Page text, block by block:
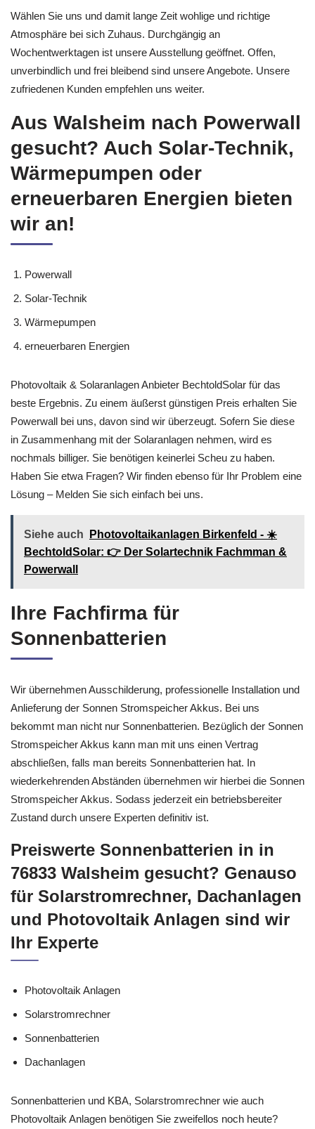
Wählen Sie uns und damit lange Zeit wohlige und richtige
Atmosphäre bei sich Zuhaus. Durchgängig an
Wochentwerktagen ist unsere Ausstellung geöffnet. Offen,
unverbindlich und frei bleibend sind unsere Angebote. Unsere
zufriedenen Kunden empfehlen uns weiter.
Aus Walsheim nach Powerwall
gesucht? Auch Solar-Technik,
Wärmepumpen oder
erneuerbaren Energien bieten
wir an!
Powerwall
Solar-Technik
Wärmepumpen
erneuerbaren Energien
Photovoltaik & Solaranlagen Anbieter BechtoldSolar für das
beste Ergebnis. Zu einem äußerst günstigen Preis erhalten Sie
Powerwall bei uns, davon sind wir überzeugt. Sofern Sie diese
in Zusammenhang mit der Solaranlagen nehmen, wird es
nochmals billiger. Sie benötigen keinerlei Scheu zu haben.
Haben Sie etwa Fragen? Wir finden ebenso für Ihr Problem eine
Lösung – Melden Sie sich einfach bei uns.
Siehe auch
Photovoltaikanlagen Birkenfeld - ☀️
BechtoldSolar: 👉 Der Solartechnik Fachmman &
Powerwall
Ihre Fachfirma für
Sonnenbatterien
Wir übernehmen Ausschilderung, professionelle Installation und
Anlieferung der Sonnen Stromspeicher Akkus. Bei uns
bekommt man nicht nur Sonnenbatterien. Bezüglich der Sonnen
Stromspeicher Akkus kann man mit uns einen Vertrag
abschließen, falls man bereits Sonnenbatterien hat. In
wiederkehrenden Abständen übernehmen wir hierbei die Sonnen
Stromspeicher Akkus. Sodass jederzeit ein betriebsbereiter
Zustand durch unsere Experten definitiv ist.
Preiswerte Sonnenbatterien in in
76833 Walsheim gesucht? Genauso
für Solarstromrechner, Dachanlagen
und Photovoltaik Anlagen sind wir
Ihr Experte
Photovoltaik Anlagen
Solarstromrechner
Sonnenbatterien
Dachanlagen
Sonnenbatterien und KBA, Solarstromrechner wie auch
Photovoltaik Anlagen benötigen Sie zweifellos noch heute?